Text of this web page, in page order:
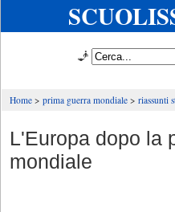
🧞
Home prima guerra mondiale riassunti
L'Europa dopo la
mondiale